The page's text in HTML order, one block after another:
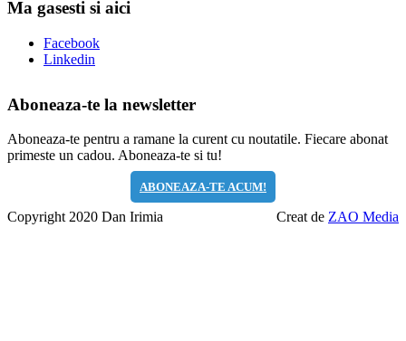
Ma gasesti si aici
Facebook
Linkedin
Aboneaza-te la newsletter
Aboneaza-te pentru a ramane la curent cu noutatile. Fiecare abonat
primeste un cadou. Aboneaza-te si tu!
ABONEAZA-TE ACUM!
Copyright 2020 Dan Irimia Creat de ZAO Media